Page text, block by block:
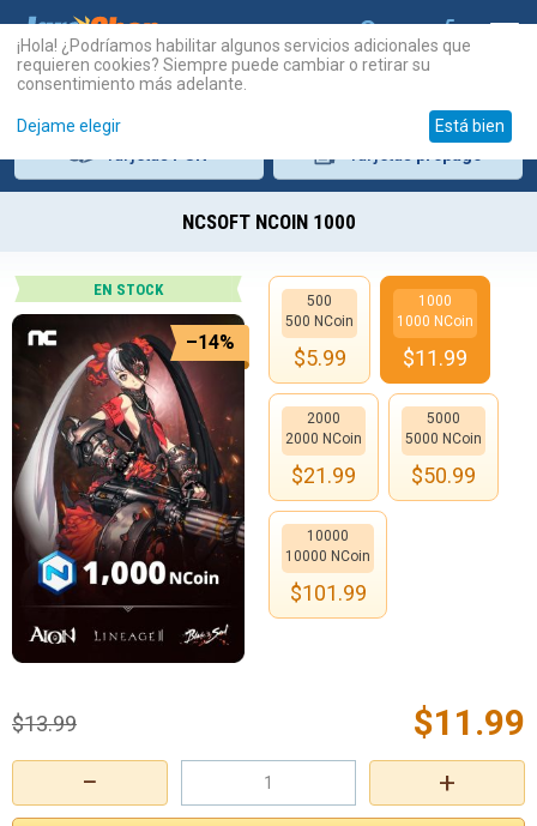
NCSOFT NCOIN 1000
EN STOCK
–14%
+
−
$11.99
$13.99
500
500 NCoin
$5.99
1000
1000 NCoin
$11.99
2000
2000 NCoin
$21.99
5000
5000 NCoin
$50.99
10000
10000 NCoin
$101.99
¡Hola! ¿Podríamos habilitar algunos servicios adicionales que
requieren cookies? Siempre puede cambiar o retirar su
consentimiento más adelante.
Dejame elegir Está bien